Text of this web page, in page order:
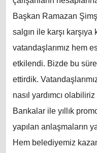
Başkan Ramazan
salgın ile karşı
vatandaşlarımız hem
etkilendi. Bizde bu
ettirdik.
nasıl yardımcı
Bankalar ile yıllık
yapılan anlaşmaların
Hem belediyemiz